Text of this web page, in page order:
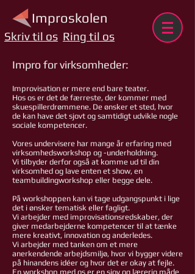
Improskolen
Skriv til os Ring til os
Impro for virksomheder:
Improvisation er mere end bare teater.
Hos os er det de færreste, der kommer med
skuespillerdrømmene. De ønsker et sted, hvor
de kan have det sjovt og samtidigt udvikle nogle
sociale kompetencer.
Vores undervisere har mange år erfaring med
virksomhedsworkshop og -underholdning.
Vi tilbyder derfor også at komme ud til din
virksomhed og lave enten et show, en
teambuildingworkshop eller begge dele.
På workshoppen kan vi tage udgangspunkt i lige
det i ønsker tematisk eller fagligt.
Vi arbejder med improvisationsredskaber, der
giver medarbejderne kompetencer til at tænke
mere kreativt, innovation og anderledes.
Vi arbejder med tanken om et mere
anerkendende arbejdsmiljø, hvor vi bygger videre
på hinandens idéer og hvor det er okay at fejle.
En workshop med os er en sjov og lærerig måde